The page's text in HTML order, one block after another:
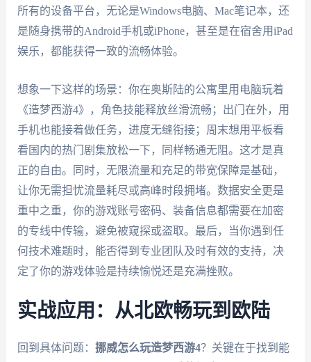
所有的设备平台，无论是Windows电脑、Mac笔记本，还
是随身携带的Android手机或iPhone，甚至是在宿舍用iPad
娱乐，都能获得一致的流畅体验。
想象一下这样的场景：你在奥斯陆的公寓里用电脑玩着
《造梦西游4》，角色技能释放丝滑流畅；出门在外，用
手机也能接着做任务，进度无缝衔接；周末想用平板看
看国内的热门剧集放松一下，同样畅通无阻。这才是真
正的自由。同时，无限流量和充足的带宽保障是基础，
让你无需担忧流量耗尽或高峰时段拥堵。数据安全更是
重中之重，你的游戏账号密码、装备信息都需要在加密
的专线中传输，避免被窥探或盗取。最后，当你遇到任
何技术难题时，能否得到专业团队及时有效的支持，决
定了你的游戏体验是持续愉悦还是充满挫败。
实战应用：从北欧畅玩到欧陆
回到具体问题： 挪威怎么玩造梦西游4？关键在于找到能